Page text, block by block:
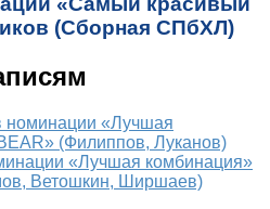
(Сборная СПбХЛ)
«Лучшая
(Филиппов, Луканов)
«Лучшая комбинация»
Ветошкин, Ширшаев)